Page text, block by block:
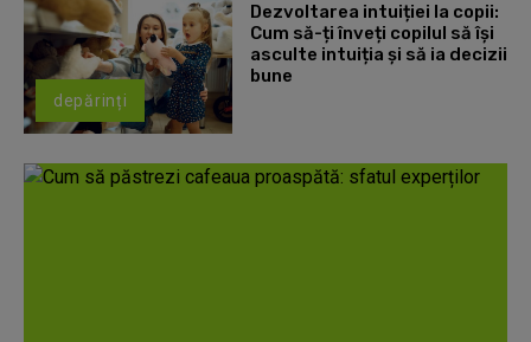
depărinți
Dezvoltarea intuiției la copii:
Cum să-ți înveți copilul să își
asculte intuiția și să ia decizii
bune